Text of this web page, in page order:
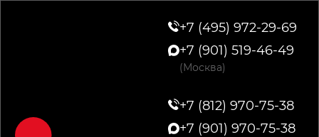
+7 (495) 972-29-69
+7 (901) 519-46-49
(Москва)
+7 (812) 970-75-38
+7 (901) 970-75-38